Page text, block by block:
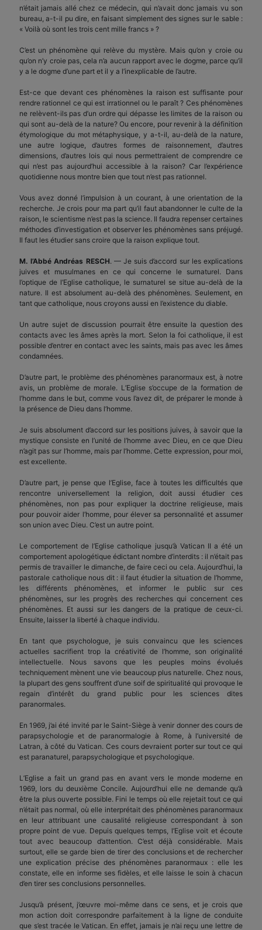
n’était jamais allé chez ce médecin, qui n’avait donc jamais vu son
bureau, a-t-il pu dire, en faisant simplement des signes sur le sable :
« Voilà où sont les trois cent mille francs » ?
C’est un phénomène qui relève du mystère. Mais qu’on y croie ou
qu’on n’y croie pas, cela n’a aucun rapport avec le dogme, parce qu’il
y a le dogme d’une part et il y a l’inexplicable de l’autre.
Est-ce que devant ces phénomènes la raison est suffisante pour
rendre rationnel ce qui est irrationnel ou le paraît ? Ces phénomènes
ne relèvent-ils pas d’un ordre qui dépasse les limites de la raison ou
qui sont au-delà de la nature? Ou encore, pour revenir à la définition
étymologique du mot métaphysique, y a-t-il, au-delà de la nature,
une autre logique, d’autres formes de raisonnement, d’autres
dimensions, d’autres lois qui nous permettraient de comprendre ce
qui n’est pas aujourd’hui accessible à la raison? Car l’expérience
quotidienne nous montre bien que tout n’est pas rationnel.
Vous avez donné l’impulsion à un courant, à une orientation de la
recherche. Je crois pour ma part qu’il faut abandonner le culte de la
raison, le scientisme n’est pas la science. Il faudra repenser certaines
méthodes d’investigation et observer les phénomènes sans préjugé.
Il faut les étudier sans croire que la raison explique tout.
M. l’Abbé Andréas RESCH. — Je suis d’accord sur les explications
juives et musulmanes en ce qui concerne le surnaturel. Dans
l’optique de l’Eglise catholique, le surnaturel se situe au-delà de la
nature. Il est absolument au-delà des phénomènes. Seulement, en
tant que catholique, nous croyons aussi en l’existence du diable.
Un autre sujet de discussion pourrait être ensuite la question des
contacts avec les âmes après la mort. Selon la foi catholique, il est
possible d’entrer en contact avec les saints, mais pas avec les âmes
condamnées.
D’autre part, le problème des phénomènes paranormaux est, à notre
avis, un problème de morale. L’Eglise s’occupe de la formation de
l’homme dans le but, comme vous l’avez dit, de préparer le monde à
la présence de Dieu dans l’homme.
Je suis absolument d’accord sur les positions juives, à savoir que la
mystique consiste en l’unité de l’homme avec Dieu, en ce que Dieu
n’agit pas sur l’homme, mais par l’homme. Cette expression, pour moi,
est excellente.
D’autre part, je pense que l’Eglise, face à toutes les difficultés que
rencontre universellement la religion, doit aussi étudier ces
phénomènes, non pas pour expliquer la doctrine religieuse, mais
pour pouvoir aider l’homme, pour élever sa personnalité et assumer
son union avec Dieu. C’est un autre point.
Le comportement de l’Eglise catholique jusqu’à Vatican II a été un
comportement apologétique édictant nombre d’interdits : il n’était pas
permis de travailler le dimanche, de faire ceci ou cela. Aujourd’hui, la
pastorale catholique nous dit : il faut étudier la situation de l’homme,
les différents phénomènes, et informer le public sur ces
phénomènes, sur les progrès des recherches qui concernent ces
phénomènes. Et aussi sur les dangers de la pratique de ceux-ci.
Ensuite, laisser la liberté à chaque individu.
En tant que psychologue, je suis convaincu que les sciences
actuelles sacrifient trop la créativité de l’homme, son originalité
intellectuelle. Nous savons que les peuples moins évolués
techniquement mènent une vie beaucoup plus naturelle. Chez nous,
la plupart des gens souffrent d’une soif de spiritualité qui provoque le
regain d’intérêt du grand public pour les sciences dites
paranormales.
En 1969, j’ai été invité par le Saint-Siège à venir donner des cours de
parapsychologie et de paranormalogie à Rome, à l’université de
Latran, à côté du Vatican. Ces cours devraient porter sur tout ce qui
est paranaturel, parapsychologique et psychologique.
L’Eglise a fait un grand pas en avant vers le monde moderne en
1969, lors du deuxième Concile. Aujourd’hui elle ne demande qu’à
être la plus ouverte possible. Fini le temps où elle rejetait tout ce qui
n’était pas normal, où elle interprétait des phénomènes paranormaux
en leur attribuant une causalité religieuse correspondant à son
propre point de vue. Depuis quelques temps, l’Eglise voit et écoute
tout avec beaucoup d’attention. C’est déjà considérable. Mais
surtout, elle se garde bien de tirer des conclusions et de rechercher
une explication précise des phénomènes paranormaux : elle les
constate, elle en informe ses fidèles, et elle laisse le soin à chacun
d’en tirer ses conclusions personnelles.
Jusqu’à présent, j’œuvre moi-même dans ce sens, et je crois que
mon action doit correspondre parfaitement à la ligne de conduite
que s’est tracée le Vatican. En effet, jamais je n’ai reçu une lettre de